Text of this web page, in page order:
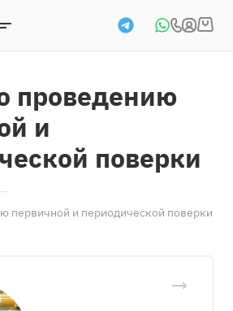
проведению
и
поверки
первичной и периодической поверки